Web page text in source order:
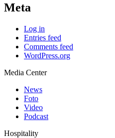
Meta
Log in
Entries feed
Comments feed
WordPress.org
Media Center
News
Foto
Video
Podcast
Hospitality